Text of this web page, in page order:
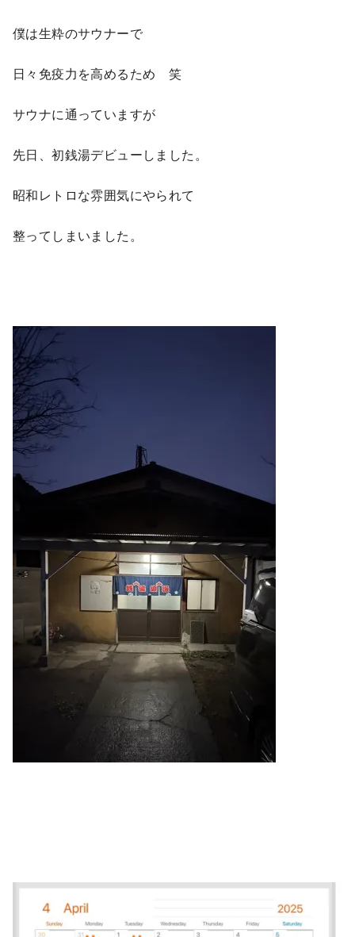
僕は生粋のサウナーで
日々免疫力を高めるため 笑
サウナに通っていますが
先日、初銭湯デビューしました。
昭和レトロな雰囲気にやられて
整ってしまいました。